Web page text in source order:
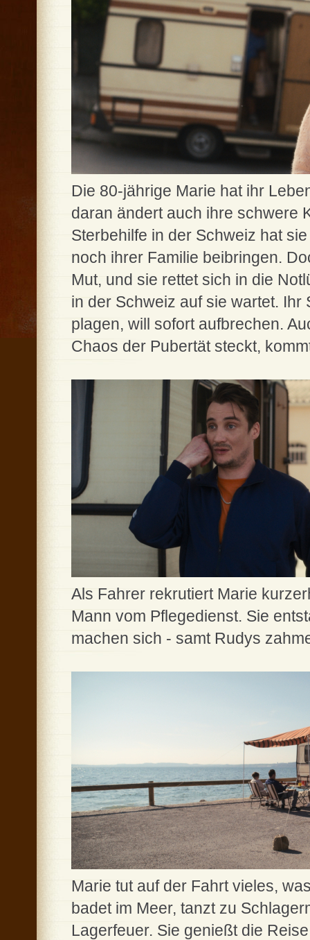
Die 80-jährige Marie hat ihr
daran ändert auch ihre schwere
Sterbehilfe in der Schweiz hat
noch ihrer Familie beibringen.
Mut, und sie rettet sich in die
in der Schweiz auf sie wartet.
plagen, will sofort aufbrechen.
Chaos der Pubertät steckt,
Als Fahrer rekrutiert Marie
Mann vom Pflegedienst. Sie
machen sich - samt Rudys
Marie tut auf der Fahrt vieles,
badet im Meer, tanzt zu
Lagerfeuer. Sie genießt die